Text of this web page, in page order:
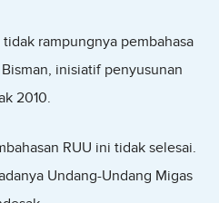
rampungnya pembahasa
inisiatif penyusunan
2010.
RUU ini tidak selesai.
Undang-Undang Migas